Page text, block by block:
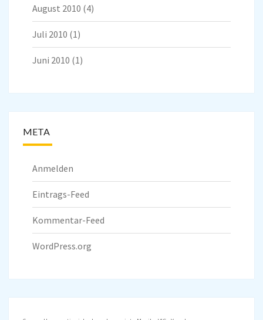
August 2010 (4)
Juli 2010 (1)
Juni 2010 (1)
META
Anmelden
Eintrags-Feed
Kommentar-Feed
WordPress.org